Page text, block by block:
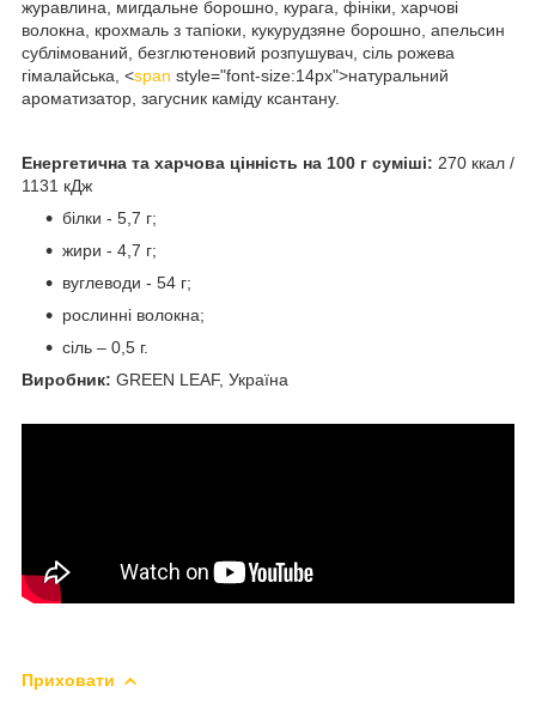
журавлина, мигдальне борошно, курага, фініки, харчові
волокна, крохмаль з тапіоки, кукурудзяне борошно, апельсин
сублімований, безглютеновий розпушувач, сіль рожева
гімалайська, <span style="font-size:14px">натуральний
ароматизатор, загусник каміду ксантану.
Енергетична та харчова цінність на 100 г суміші: 270 ккал /
1131 кДж
білки - 5,7 г;
жири - 4,7 г;
вуглеводи - 54 г;
рослинні волокна;
сіль – 0,5 г.
Виробник: GREEN LEAF, Україна
Приховати